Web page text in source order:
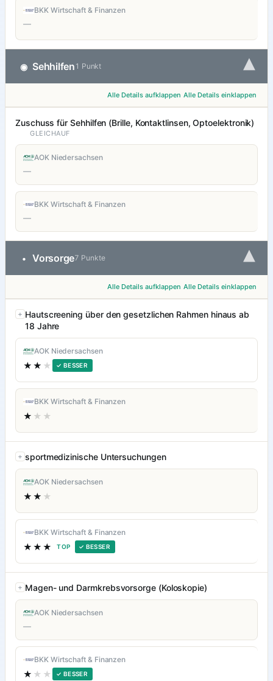
BKK Wirtschaft & Finanzen
—
◉ Sehhilfen 1 Punkt ▾
Alle Details aufklappen Alle Details einklappen
Zuschuss für Sehhilfen (Brille, Kontaktlinsen, Optoelektronik)
GLEICHAUF
AOK Niedersachsen
—
BKK Wirtschaft & Finanzen
—
• Vorsorge7 Punkte ▾
Alle Details aufklappen Alle Details einklappen
Hautscreening über den gesetzlichen Rahmen hinaus ab
18 Jahre
AOK Niedersachsen
★★ ★ ✓ BESSER
BKK Wirtschaft & Finanzen
★ ★★
sportmedizinische Untersuchungen
AOK Niedersachsen
★★ ★
BKK Wirtschaft & Finanzen
★★★ TOP ✓ BESSER
Magen- und Darmkrebsvorsorge (Koloskopie)
AOK Niedersachsen
—
BKK Wirtschaft & Finanzen
★ ★★ ✓ BESSER